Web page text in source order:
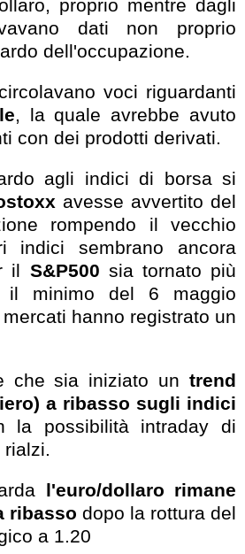
proprio mentre dagli
dati non proprio
dell'occupazione.
voci riguardanti
, la quale avrebbe avuto
con dei prodotti derivati.
agli indici di borsa si
avesse avvertito del
rompendo il vecchio
indici sembrano ancora
il S&P500 sia tornato più
il minimo del 6 maggio
hanno registrato un
che sia iniziato un trend
a ribasso sugli indici
la possibilità intraday di
rialzi.
l'euro/dollaro rimane
ribasso dopo la rottura del
a 1.20